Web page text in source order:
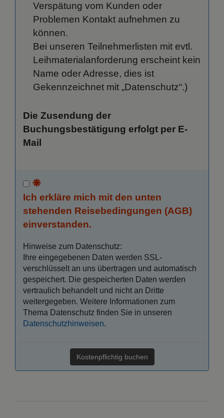
Verspätung vom Kunden oder
Problemen Kontakt aufnehmen zu
können.
Bei unseren Teilnehmerlisten mit evtl.
Leihmaterialanforderung erscheint kein
Name oder Adresse, dies ist
Gekennzeichnet mit „Datenschutz“.)
Die Zusendung der
Buchungsbestätigung erfolgt per E-
Mail
Ich erkläre mich mit den unten
stehenden Reisebedingungen (AGB)
einverstanden.
Hinweise zum Datenschutz:
Ihre eingegebenen Daten werden SSL-
verschlüsselt an uns übertragen und automatisch
gespeichert. Die gespeicherten Daten werden
vertraulich behandelt und nicht an Dritte
weitergegeben. Weitere Informationen zum
Thema Datenschutz finden Sie in unseren
Datenschutzhinweisen.